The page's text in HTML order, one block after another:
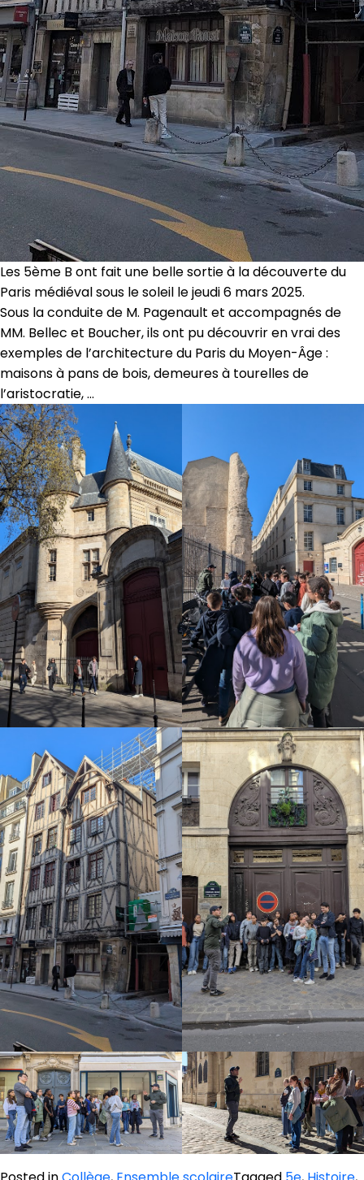
Les 5ème B ont fait une belle sortie à la découverte du
Paris médiéval sous le soleil le jeudi 6 mars 2025.
Sous la conduite de M. Pagenault et accompagnés de
MM. Bellec et Boucher, ils ont pu découvrir en vrai des
exemples de l’architecture du Paris du Moyen-Âge :
maisons à pans de bois, demeures à tourelles de
l’aristocratie, …